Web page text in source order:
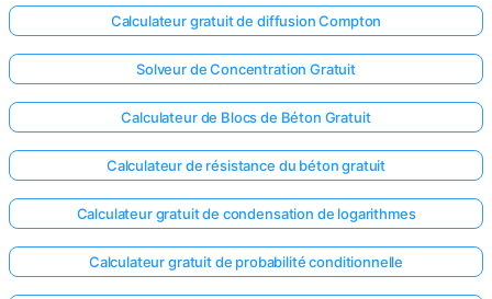
Calculateur gratuit de diffusion Compton
Solveur de Concentration Gratuit
Calculateur de Blocs de Béton Gratuit
Calculateur de résistance du béton gratuit
Calculateur gratuit de condensation de logarithmes
Calculateur gratuit de probabilité conditionnelle